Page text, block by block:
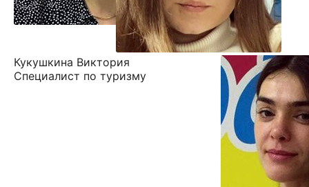
Кукушкина Виктория
Специалист по туризму